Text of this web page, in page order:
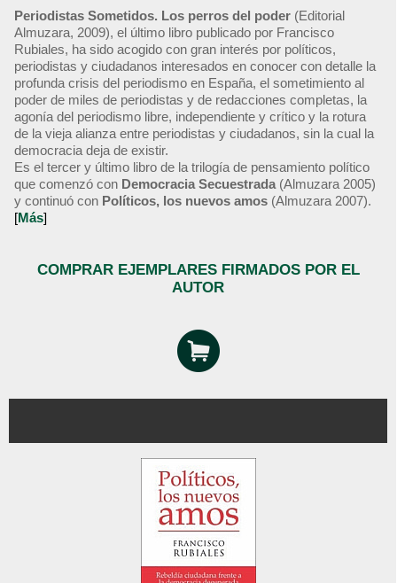
Periodistas Sometidos. Los perros del poder (Editorial
Almuzara, 2009), el último libro publicado por Francisco
Rubiales, ha sido acogido con gran interés por políticos,
periodistas y ciudadanos interesados en conocer con detalle la
profunda crisis del periodismo en España, el sometimiento al
poder de miles de periodistas y de redacciones completas, la
agonía del periodismo libre, independiente y crítico y la rotura
de la vieja alianza entre periodistas y ciudadanos, sin la cual la
democracia deja de existir.
Es el tercer y último libro de la trilogía de pensamiento político
que comenzó con Democracia Secuestrada (Almuzara 2005)
y continuó con Políticos, los nuevos amos (Almuzara 2007).
[Más]
COMPRAR EJEMPLARES FIRMADOS POR EL
AUTOR